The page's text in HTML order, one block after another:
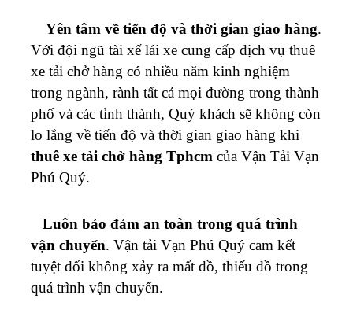
Yên tâm về tiến độ và thời gian giao hàng.
Với đội ngũ tài xế lái xe cung cấp dịch vụ thuê
xe tải chở hàng có nhiều năm kinh nghiệm
trong ngành, rành tất cả mọi đường trong thành
phố và các tỉnh thành, Quý khách sẽ không còn
lo lắng về tiến độ và thời gian giao hàng khi
thuê xe tải chở hàng Tphcm của Vận Tải Vạn
Phú Quý.
Luôn bảo đảm an toàn trong quá trình
vận chuyển. Vận tải Vạn Phú Quý cam kết
tuyệt đối không xảy ra mất đồ, thiếu đồ trong
quá trình vận chuyển.